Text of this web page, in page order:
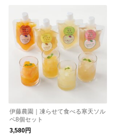
伊藤農園｜凍らせて食べる寒天ソル
ベ8個セット
3,580円